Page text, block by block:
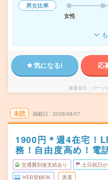
男女比率
女性
気になる! 応
派遣会社 パーソ
未読 掲載日 2026/08/07
1900円＊週4在宅！
務！自由度高め！電
交通費別途支給あり 土日祝日
WEB登録OK 派遣